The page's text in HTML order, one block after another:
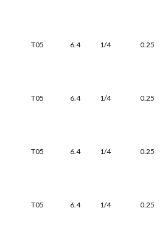
T05 6.4 1/4 0.25
T05 6.4 1/4 0.25
T05 6.4 1/4 0.25
T05 6.4 1/4 0.25